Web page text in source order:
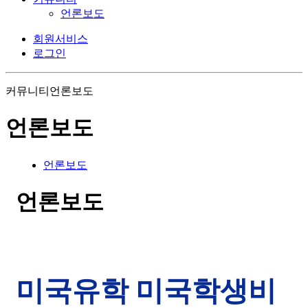
언론보도
회원서비스
로그인
커뮤니티 언론보도
언론보도
언론보도
언론보도
미국유학 미국학생비